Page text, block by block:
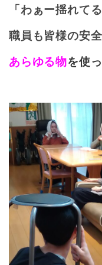
「わぁー揺れて
職員も皆様の安
あらゆる物を使